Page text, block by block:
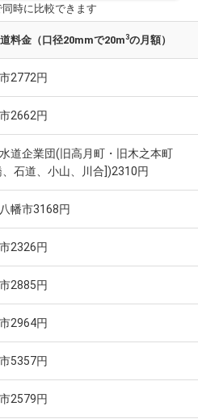
時に比較できます
料金（口径20mmで20m3の月額）
2772円
2662円
道企業団(旧高月町・旧木之本町
、石道、小山、川合])2310円
幡市3168円
2326円
2885円
2964円
5357円
2579円